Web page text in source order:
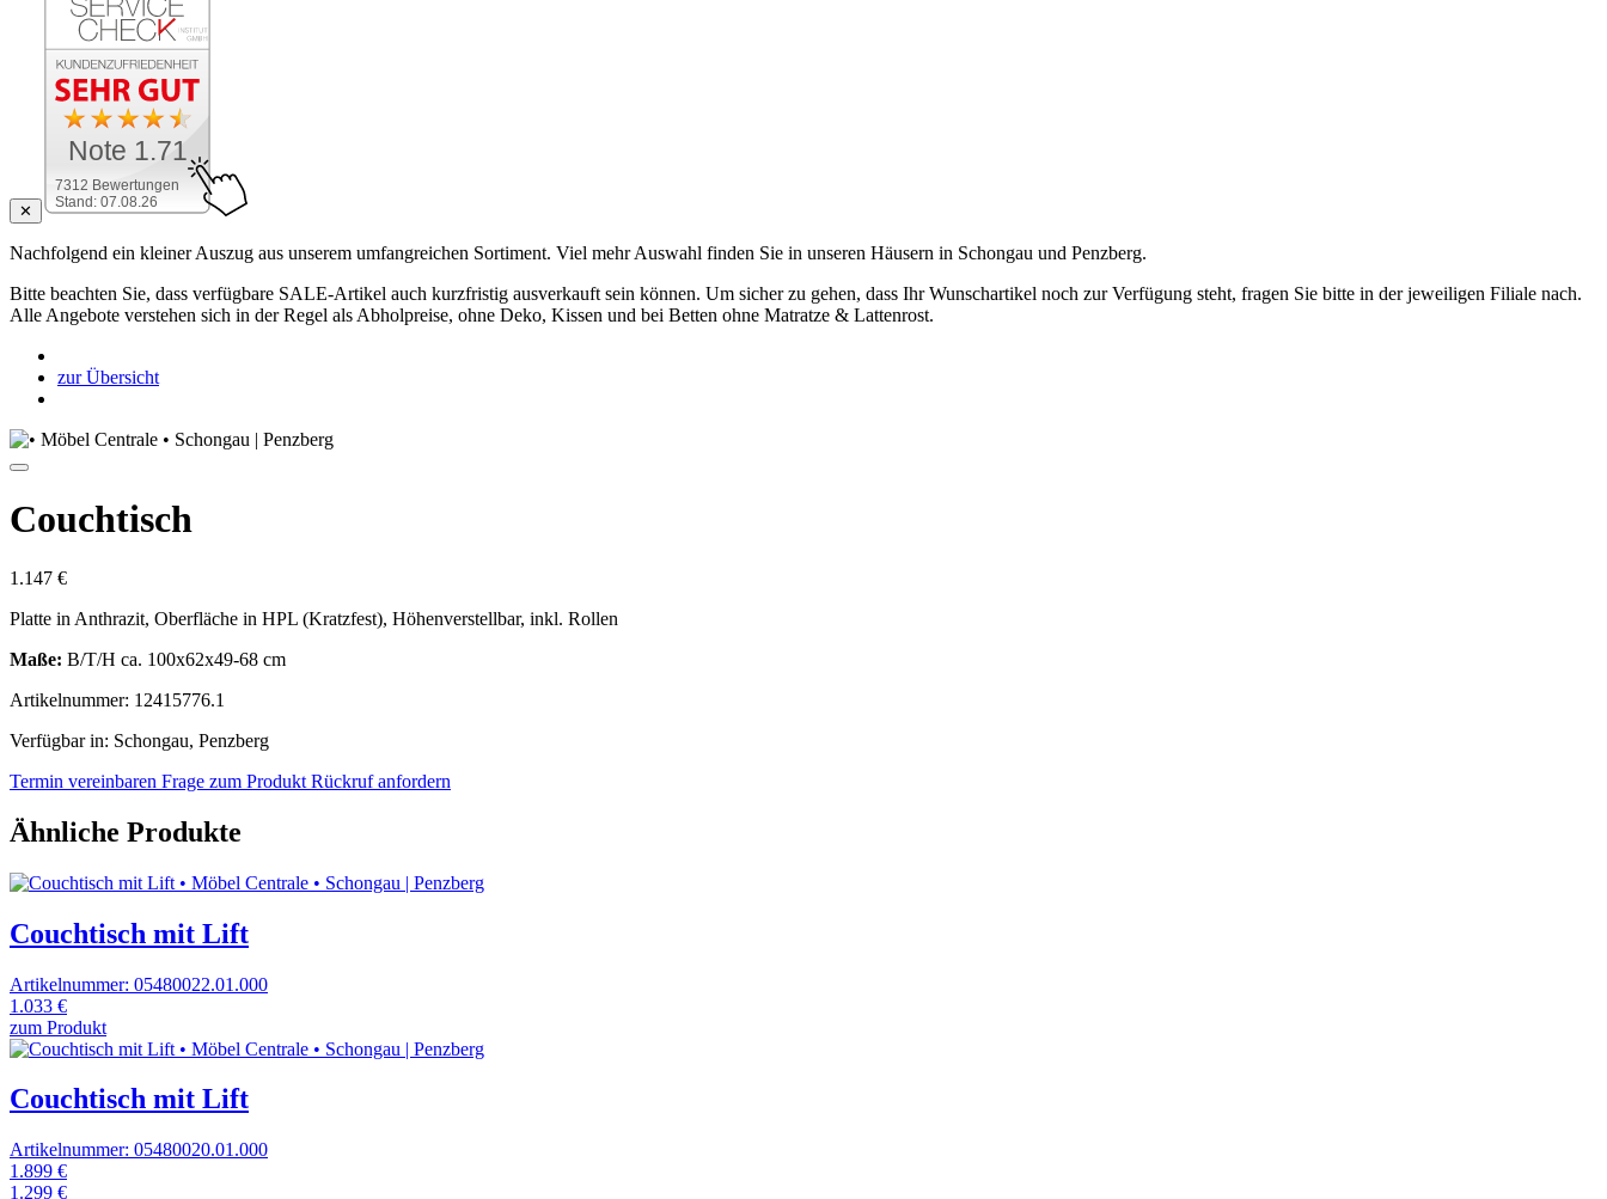
✕
7312 Bewertungen
Stand: 07.08.26
Note 1.71
Nachfolgend ein kleiner Auszug aus unserem umfangreichen Sortiment. Viel mehr Auswahl finden Sie in unseren Häusern in Schongau und Penzberg.
Bitte beachten Sie, dass verfügbare SALE-Artikel auch kurzfristig ausverkauft sein können. Um sicher zu gehen, dass Ihr Wunschartikel noch zur Verfügung steht, fragen Sie bitte in der jeweiligen Filiale nach.
Alle Angebote verstehen sich in der Regel als Abholpreise, ohne Deko, Kissen und bei Betten ohne Matratze & Lattenrost.
zur Übersicht
Couchtisch
1.147 €
Platte in Anthrazit, Oberfläche in HPL (Kratzfest), Höhenverstellbar, inkl. Rollen
Maße: B/T/H ca. 100x62x49-68 cm
Artikelnummer: 12415776.1
Verfügbar in: Schongau, Penzberg
Termin vereinbaren Frage zum Produkt Rückruf anfordern
Ähnliche Produkte
Couchtisch mit Lift
Artikelnummer: 05480022.01.000
1.033 €
zum Produkt
Couchtisch mit Lift
Artikelnummer: 05480020.01.000
1.899 €
1.299 €